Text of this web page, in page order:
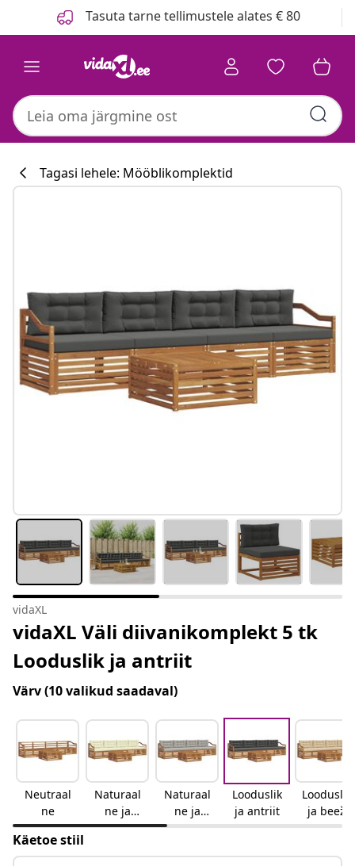
Tasuta tarne tellimustele alates € 80
#sharemevidaxl
Tagasi lehele: Mööblikomplektid
vidaXL
vidaXL Väli diivanikomplekt 5 tk
Looduslik ja antriit
Värv(10 valikud saadaval)
Neutraal
ne
Naturaal
ne ja
kreemjas
Naturaal
ne ja
helehall
Looduslik
ja antriit
Looduslik
ja beež
Käetoe stiil